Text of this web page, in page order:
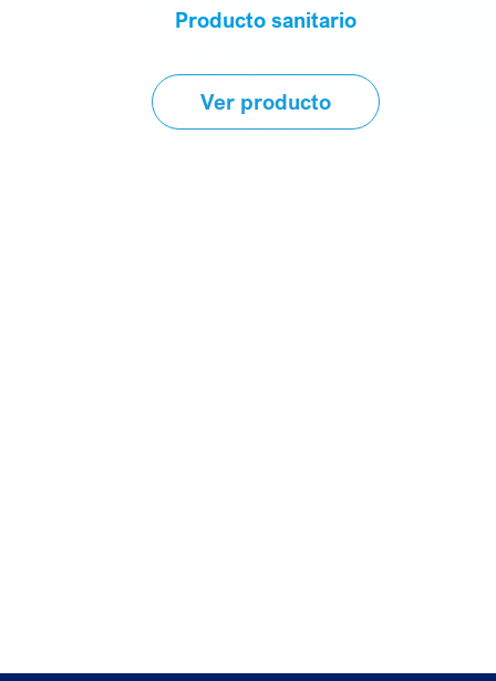
Producto sanitario
Ver producto